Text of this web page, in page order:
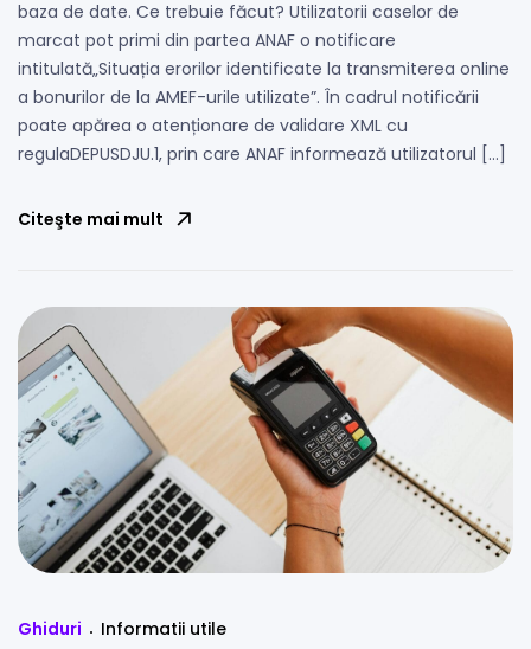
baza de date. Ce trebuie făcut? Utilizatorii caselor de
marcat pot primi din partea ANAF o notificare
intitulată„Situația erorilor identificate la transmiterea online
a bonurilor de la AMEF-urile utilizate”. În cadrul notificării
poate apărea o atenționare de validare XML cu
regulaDEPUSDJU.1, prin care ANAF informează utilizatorul […]
Citeşte mai mult
Ghiduri Informatii utile